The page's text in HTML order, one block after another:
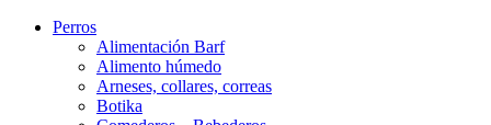
Perros
Alimentación Barf
Alimento húmedo
Arneses, collares, correas
Botika